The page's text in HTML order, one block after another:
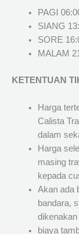
PAGI
SIANG
SORE
MALAM
KETENTUAN
Harga
Calista
dalam
Harga
masing
kepada
Akan ada
bandara,
biaya